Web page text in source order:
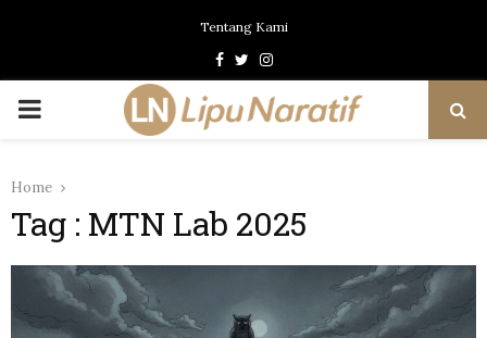
Tentang Kami
Facebook
TwitterInstagram
PRIMARY
Home
Tag : MTN Lab 2025